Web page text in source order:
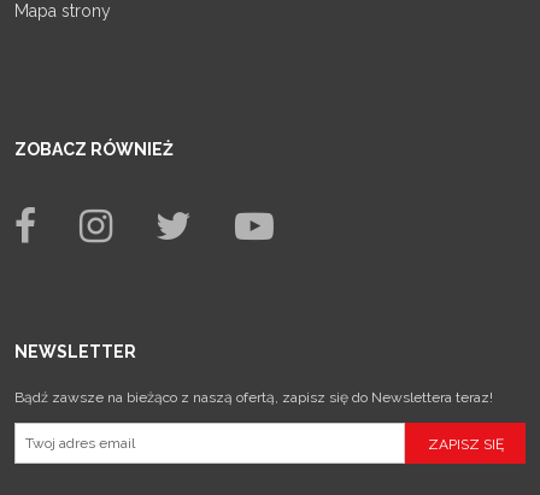
Mapa strony
ZOBACZ RÓWNIEŻ
NEWSLETTER
Bądź zawsze na bieżąco z naszą ofertą, zapisz się do Newslettera teraz!